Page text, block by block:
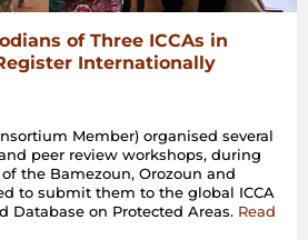
of Three ICCAs in
Internationally
Member) organised several
peer review workshops, during
the Bamezoun, Orozoun and
to submit them to the global ICCA
Database on Protected Areas. Read